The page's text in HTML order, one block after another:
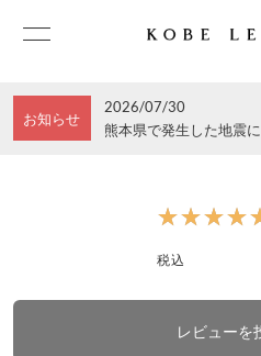
お知らせ
2026/07/30
熊本県で発生した地震
税込
レビューを